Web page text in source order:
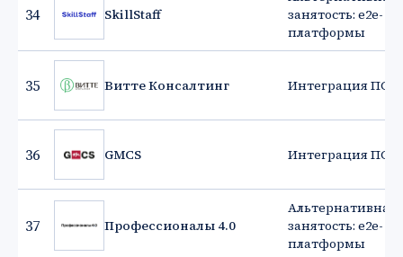
34 SkillStaff
занятость: e2e-
платформы
35 Витте Консалтинг Интеграция ПО
36 GMCS Интеграция ПО
37 Профессионалы 4.0
Альтернативная
занятость: e2e-
платформы